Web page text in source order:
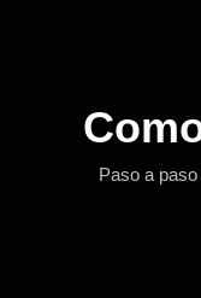
Paso a